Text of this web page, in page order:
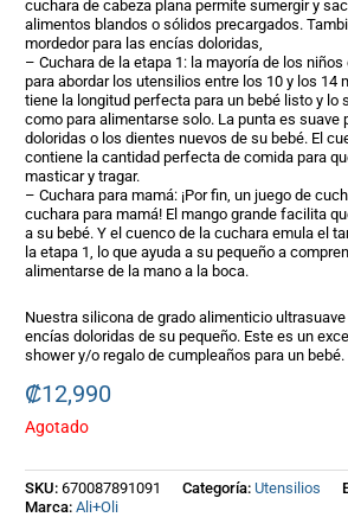
cuchara de cabeza plana permite sumergir y
alimentos blandos o sólidos precargados.
mordedor para las encías doloridas,
– Cuchara de la etapa 1: la mayoría de los
para abordar los utensilios entre los 10 y los 14
tiene la longitud perfecta para un bebé listo y lo
como para alimentarse solo. La punta es suave
doloridas o los dientes nuevos de su bebé. El
contiene la cantidad perfecta de comida para
masticar y tragar.
– Cuchara para mamá: ¡Por fin, un juego de
cuchara para mamá! El mango grande facilita
a su bebé. Y el cuenco de la cuchara emula el
la etapa 1, lo que ayuda a su pequeño a
alimentarse de la mano a la boca.
Nuestra silicona de grado alimenticio
encías doloridas de su pequeño. Este es un
shower y/o regalo de cumpleaños para un bebé.
₡12,990
Agotado
SKU:670087891091 Categoría:Utensilios
Marca:Ali+Oli